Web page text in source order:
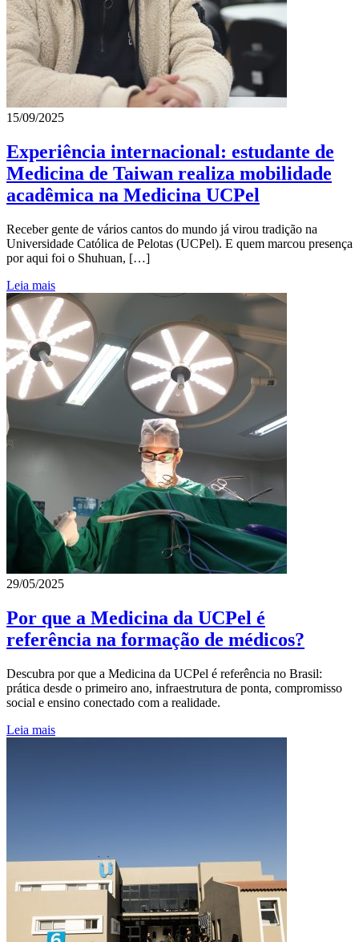
15/09/2025
Experiência internacional: estudante de
Medicina de Taiwan realiza mobilidade
acadêmica na Medicina UCPel
Receber gente de vários cantos do mundo já virou tradição na
Universidade Católica de Pelotas (UCPel). E quem marcou presença
por aqui foi o Shuhuan, […]
Leia mais
29/05/2025
Por que a Medicina da UCPel é
referência na formação de médicos?
Descubra por que a Medicina da UCPel é referência no Brasil:
prática desde o primeiro ano, infraestrutura de ponta, compromisso
social e ensino conectado com a realidade.
Leia mais